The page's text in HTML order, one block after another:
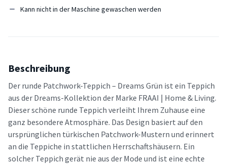
Kann nicht in der Maschine gewaschen werden
Beschreibung
Der runde Patchwork-Teppich – Dreams Grün ist ein Teppich
aus der Dreams-Kollektion der Marke FRAAI | Home & Living.
Dieser schöne runde Teppich verleiht Ihrem Zuhause eine
ganz besondere Atmosphäre. Das Design basiert auf den
ursprünglichen türkischen Patchwork-Mustern und erinnert
an die Teppiche in stattlichen Herrschaftshäusern. Ein
solcher Teppich gerät nie aus der Mode und ist eine echte